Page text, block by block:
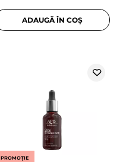
ADAUGĂ ÎN COȘ
PROMOȚIE